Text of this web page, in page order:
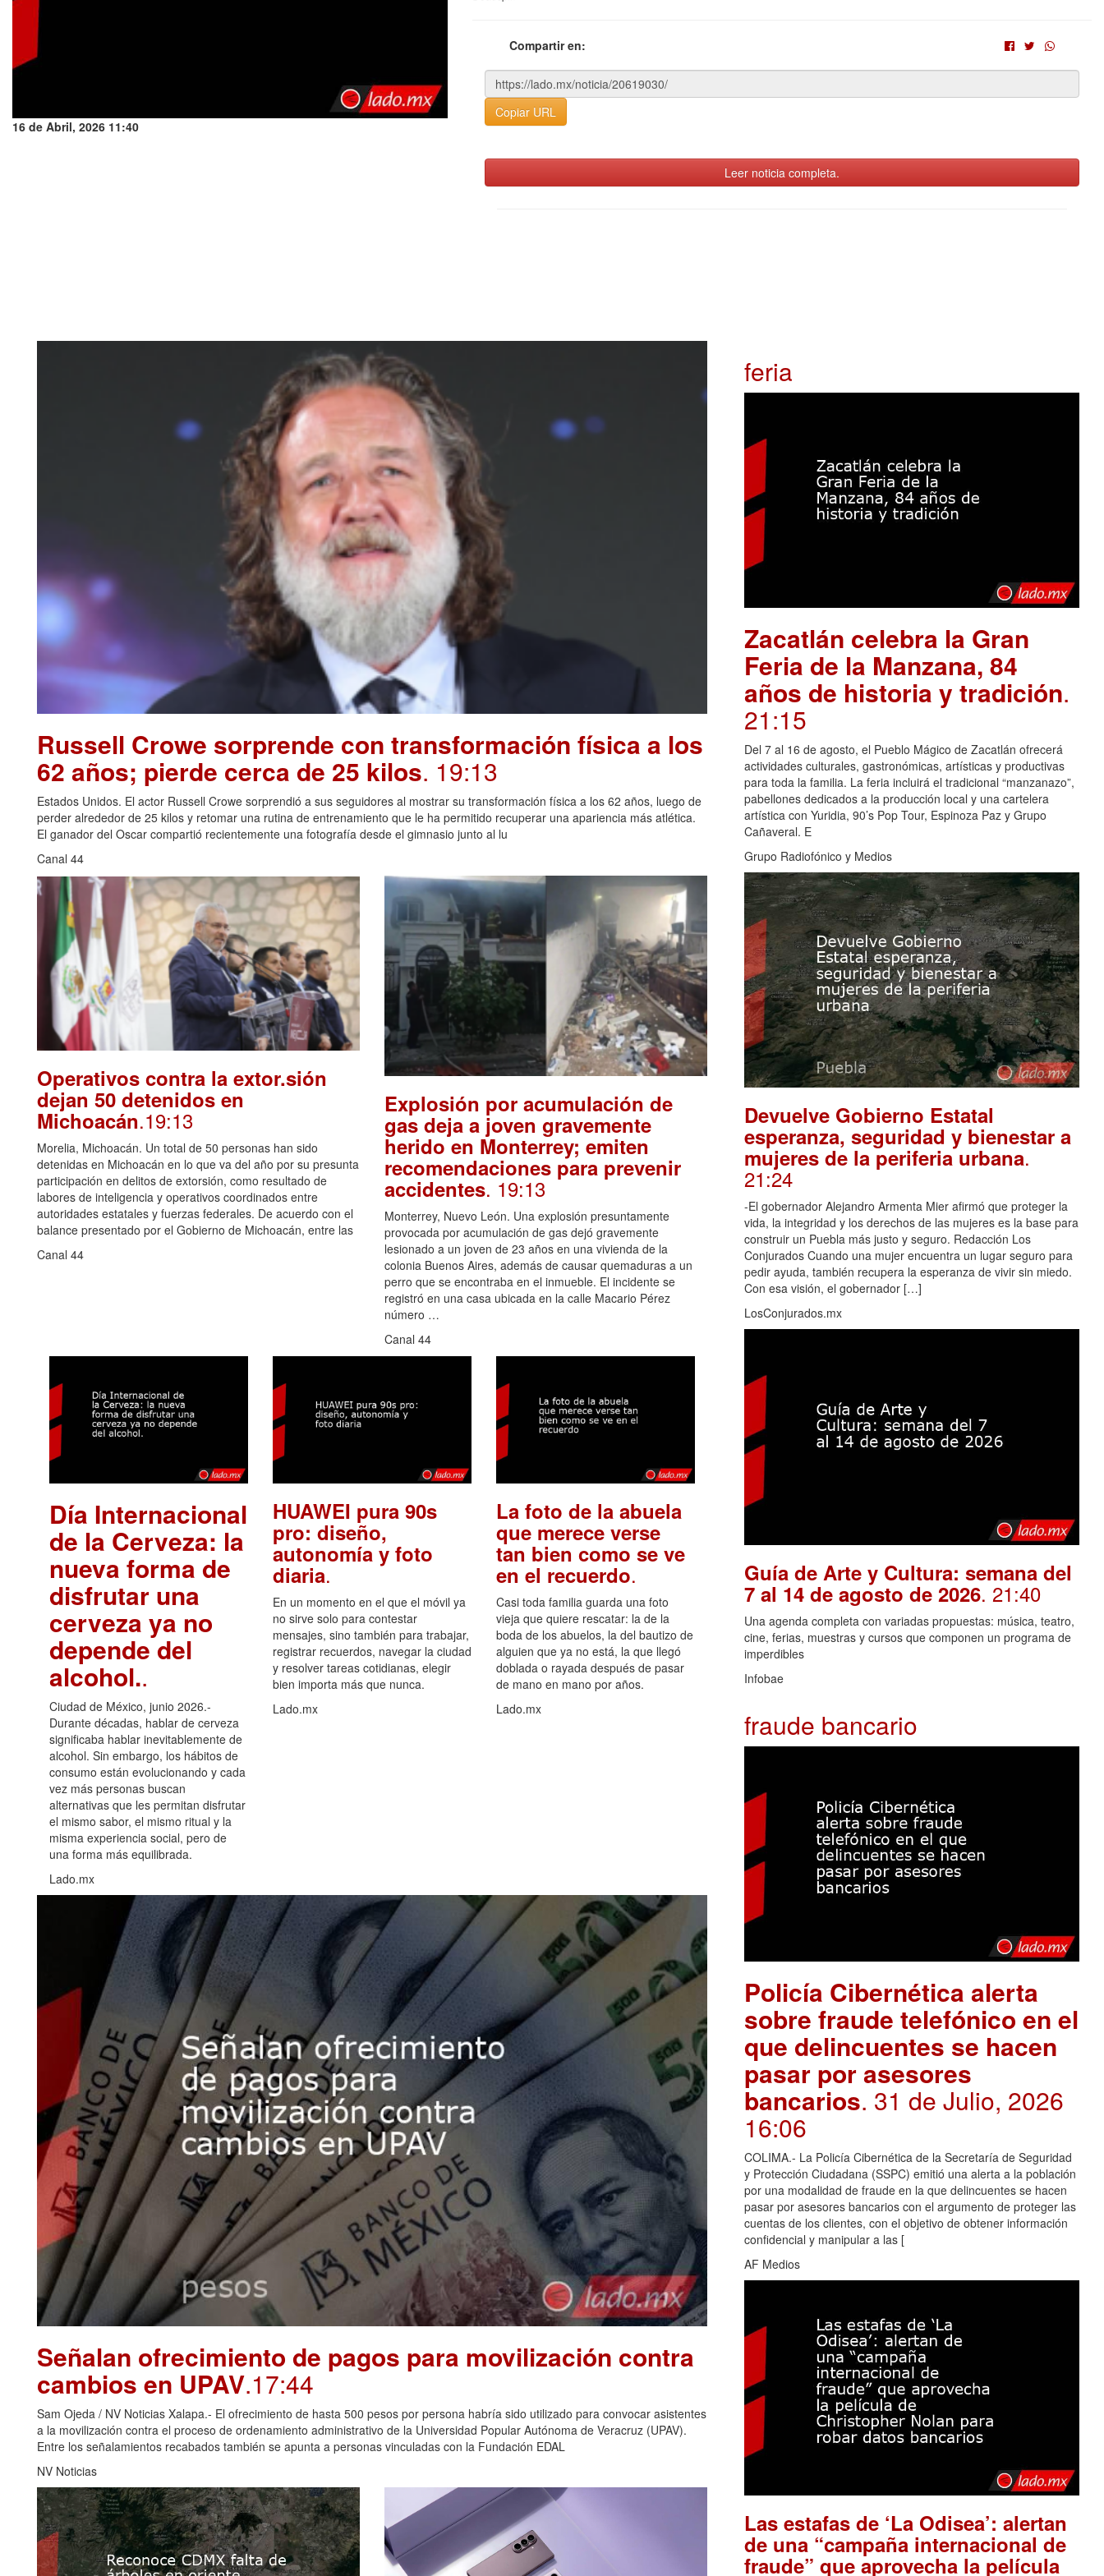
16 de Abril, 2026 11:40
Compartir en:
Copiar URL
Leer noticia completa.
Russell Crowe sorprende con transformación física a los
62 años; pierde cerca de 25 kilos. 19:13
Estados Unidos. El actor Russell Crowe sorprendió a sus seguidores al mostrar su transformación física a los 62 años, luego de
perder alrededor de 25 kilos y retomar una rutina de entrenamiento que le ha permitido recuperar una apariencia más atlética.
El ganador del Oscar compartió recientemente una fotografía desde el gimnasio junto al lu
Canal 44
Operativos contra la extor.sión
dejan 50 detenidos en
Michoacán.19:13
Morelia, Michoacán. Un total de 50 personas han sido
detenidas en Michoacán en lo que va del año por su presunta
participación en delitos de extorsión, como resultado de
labores de inteligencia y operativos coordinados entre
autoridades estatales y fuerzas federales. De acuerdo con el
balance presentado por el Gobierno de Michoacán, entre las
Canal 44
Explosión por acumulación de
gas deja a joven gravemente
herido en Monterrey; emiten
recomendaciones para prevenir
accidentes. 19:13
Monterrey, Nuevo León. Una explosión presuntamente
provocada por acumulación de gas dejó gravemente
lesionado a un joven de 23 años en una vivienda de la
colonia Buenos Aires, además de causar quemaduras a un
perro que se encontraba en el inmueble. El incidente se
registró en una casa ubicada en la calle Macario Pérez
número …
Canal 44
Día Internacional
de la Cerveza: la
nueva forma de
disfrutar una
cerveza ya no
depende del
alcohol..
Ciudad de México, junio 2026.-
Durante décadas, hablar de cerveza
significaba hablar inevitablemente de
alcohol. Sin embargo, los hábitos de
consumo están evolucionando y cada
vez más personas buscan
alternativas que les permitan disfrutar
el mismo sabor, el mismo ritual y la
misma experiencia social, pero de
una forma más equilibrada.
Lado.mx
HUAWEI pura 90s
pro: diseño,
autonomía y foto
diaria.
En un momento en el que el móvil ya
no sirve solo para contestar
mensajes, sino también para trabajar,
registrar recuerdos, navegar la ciudad
y resolver tareas cotidianas, elegir
bien importa más que nunca.
Lado.mx
La foto de la abuela
que merece verse
tan bien como se ve
en el recuerdo.
Casi toda familia guarda una foto
vieja que quiere rescatar: la de la
boda de los abuelos, la del bautizo de
alguien que ya no está, la que llegó
doblada o rayada después de pasar
de mano en mano por años.
Lado.mx
Señalan ofrecimiento de pagos para movilización contra
cambios en UPAV.17:44
Sam Ojeda / NV Noticias Xalapa.- El ofrecimiento de hasta 500 pesos por persona habría sido utilizado para convocar asistentes
a la movilización contra el proceso de ordenamiento administrativo de la Universidad Popular Autónoma de Veracruz (UPAV).
Entre los señalamientos recabados también se apunta a personas vinculadas con la Fundación EDAL
NV Noticias
feria
Zacatlán celebra la Gran
Feria de la Manzana, 84
años de historia y tradición.
21:15
Del 7 al 16 de agosto, el Pueblo Mágico de Zacatlán ofrecerá
actividades culturales, gastronómicas, artísticas y productivas
para toda la familia. La feria incluirá el tradicional “manzanazo”,
pabellones dedicados a la producción local y una cartelera
artística con Yuridia, 90’s Pop Tour, Espinoza Paz y Grupo
Cañaveral. E
Grupo Radiofónico y Medios
Devuelve Gobierno Estatal
esperanza, seguridad y bienestar a
mujeres de la periferia urbana.
21:24
-El gobernador Alejandro Armenta Mier afirmó que proteger la
vida, la integridad y los derechos de las mujeres es la base para
construir un Puebla más justo y seguro. Redacción Los
Conjurados Cuando una mujer encuentra un lugar seguro para
pedir ayuda, también recupera la esperanza de vivir sin miedo.
Con esa visión, el gobernador […]
LosConjurados.mx
Guía de Arte y Cultura: semana del
7 al 14 de agosto de 2026. 21:40
Una agenda completa con variadas propuestas: música, teatro,
cine, ferias, muestras y cursos que componen un programa de
imperdibles
Infobae
fraude bancario
Policía Cibernética alerta
sobre fraude telefónico en el
que delincuentes se hacen
pasar por asesores
bancarios. 31 de Julio, 2026
16:06
COLIMA.- La Policía Cibernética de la Secretaría de Seguridad
y Protección Ciudadana (SSPC) emitió una alerta a la población
por una modalidad de fraude en la que delincuentes se hacen
pasar por asesores bancarios con el argumento de proteger las
cuentas de los clientes, con el objetivo de obtener información
confidencial y manipular a las [
AF Medios
Las estafas de ‘La Odisea’: alertan
de una “campaña internacional de
fraude” que aprovecha la película